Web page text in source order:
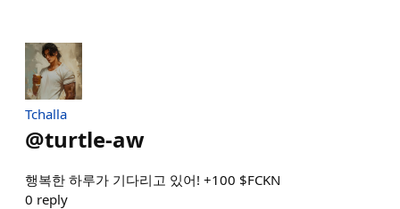
Tchalla
@turtle-aw
행복한 하루가 기다리고 있어! +100 $FCKN
0 reply